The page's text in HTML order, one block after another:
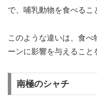
で、哺乳動物を食べるこ
このような違いは、食
ーンに影響を与えること
南極のシャチ